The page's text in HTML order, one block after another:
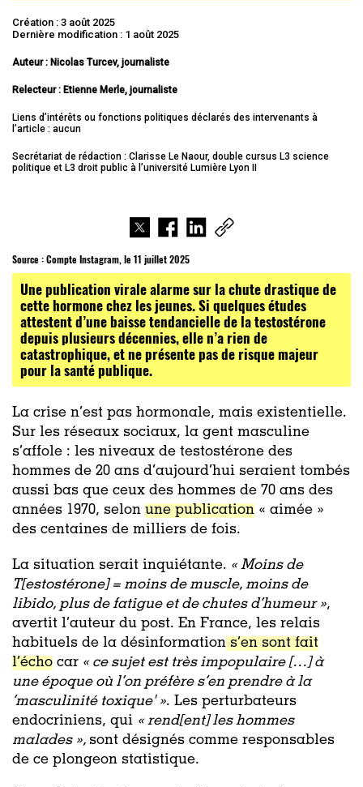
Création : 3 août 2025
Dernière modification : 1 août 2025
Auteur : Nicolas Turcev, journaliste
Relecteur : Etienne Merle, journaliste
Liens d’intérêts ou fonctions politiques déclarés des intervenants à
l’article : aucun
Secrétariat de rédaction : Clarisse Le Naour, double cursus L3 science
politique et L3 droit public à l’université Lumière Lyon II
Source :Compte Instagram, le 11 juillet 2025
Une publication virale alarme sur la chute drastique de
cette hormone chez les jeunes. Si quelques études
attestent d’une baisse tendancielle de la testostérone
depuis plusieurs décennies, elle n’a rien de
catastrophique, et ne présente pas de risque majeur
pour la santé publique.
La crise n’est pas hormonale, mais existentielle.
Sur les réseaux sociaux, la gent masculine
s’affole : les niveaux de testostérone des
hommes de 20 ans d’aujourd’hui seraient tombés
aussi bas que ceux des hommes de 70 ans des
années 1970, selon une publication « aimée »
des centaines de milliers de fois.
La situation serait inquiétante. « Moins de
T[estostérone] = moins de muscle, moins de
libido, plus de fatigue et de chutes d’humeur »,
avertit l’auteur du post. En France, les relais
habituels de la désinformation s’en sont fait
l’écho car « ce sujet est très impopulaire […] à
une époque où l’on préfère s’en prendre à la
‘masculinité toxique' ». Les perturbateurs
endocriniens, qui «rend[ent] les hommes
malades », sont désignés comme responsables
de ce plongeon statistique.